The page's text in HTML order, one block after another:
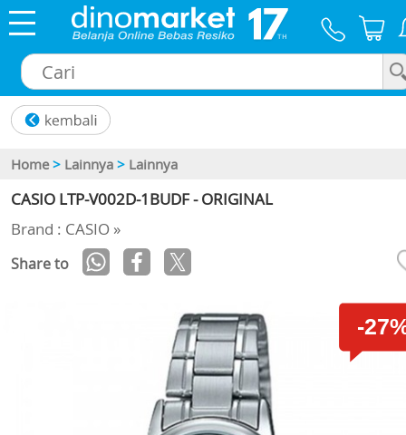
Home > Lainnya > Lainnya
CASIO LTP-V002D-1BUDF - ORIGINAL
Brand : CASIO »
Share to
-